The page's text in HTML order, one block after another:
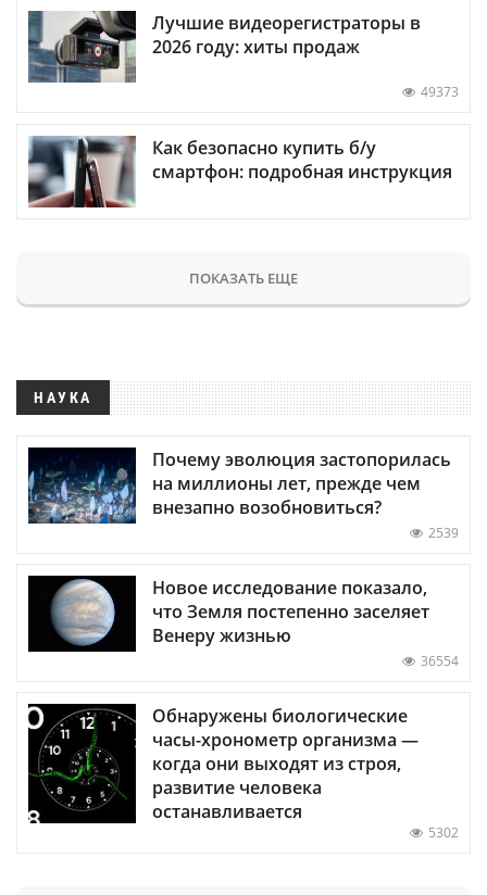
Лучшие видеорегистраторы в
2026 году: хиты продаж
49373
Как безопасно купить б/у
смартфон: подробная инструкция
ПОКАЗАТЬ ЕЩЕ
НАУКА
Почему эволюция застопорилась
на миллионы лет, прежде чем
внезапно возобновиться?
2539
Новое исследование показало,
что Земля постепенно заселяет
Венеру жизнью
36554
Обнаружены биологические
часы-хронометр организма —
когда они выходят из строя,
развитие человека
останавливается
5302